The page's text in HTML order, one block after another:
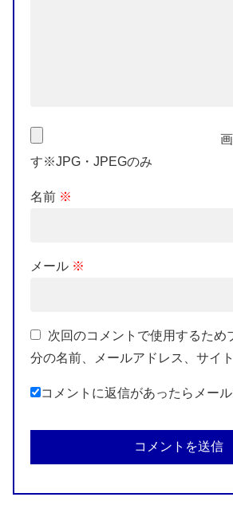
す※JPG・JPEGのみ
名前 ※
メール ※
次回のコメントで使用するため
分の名前、メールアドレス、サイ
コメントに返信があったらメール